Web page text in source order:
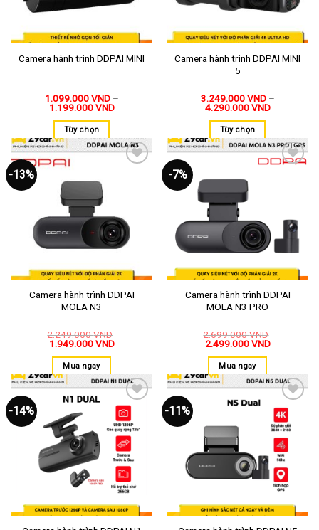
Camera hành trình DDPAI MINI
1.099.000VND–
1.199.000VND
Tùy chọn
Camera hành trình DDPAI MINI
5
3.249.000VND–
4.290.000VND
Tùy chọn
-13%
Camera hành trình DDPAI
MOLA N3
2.249.000VND
1.949.000VND
Mua ngay
-7%
Camera hành trình DDPAI
MOLA N3 PRO
2.699.000VND
2.499.000VND
Mua ngay
-14%
Thêm
vào
yêu
thích
-11%
Thêm
vào
yêu
thích